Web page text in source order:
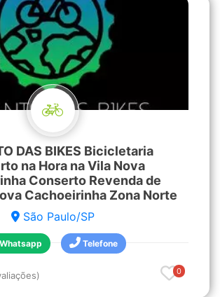
DAS BIKES Bicicletaria
na Hora na Vila Nova
Conserto Revenda de
Cachoeirinha Zona Norte
São Paulo/SP
Whatsapp Telefone
0